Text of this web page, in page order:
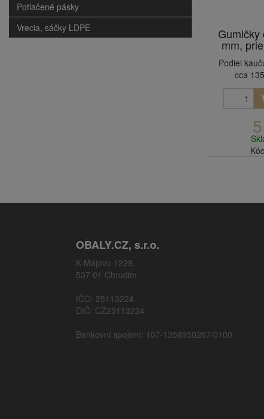
Potlačené pásky
Vrecia, sáčky LDPE
Gumičky
mm,
Podiel
cca
OBALY.CZ, s.r.o.
K Májovu 1229,
537 01 Chrudim
IČO: 25113224
DIČ: CZ25113224
Bankovní spojení: 107-1358950267/0100